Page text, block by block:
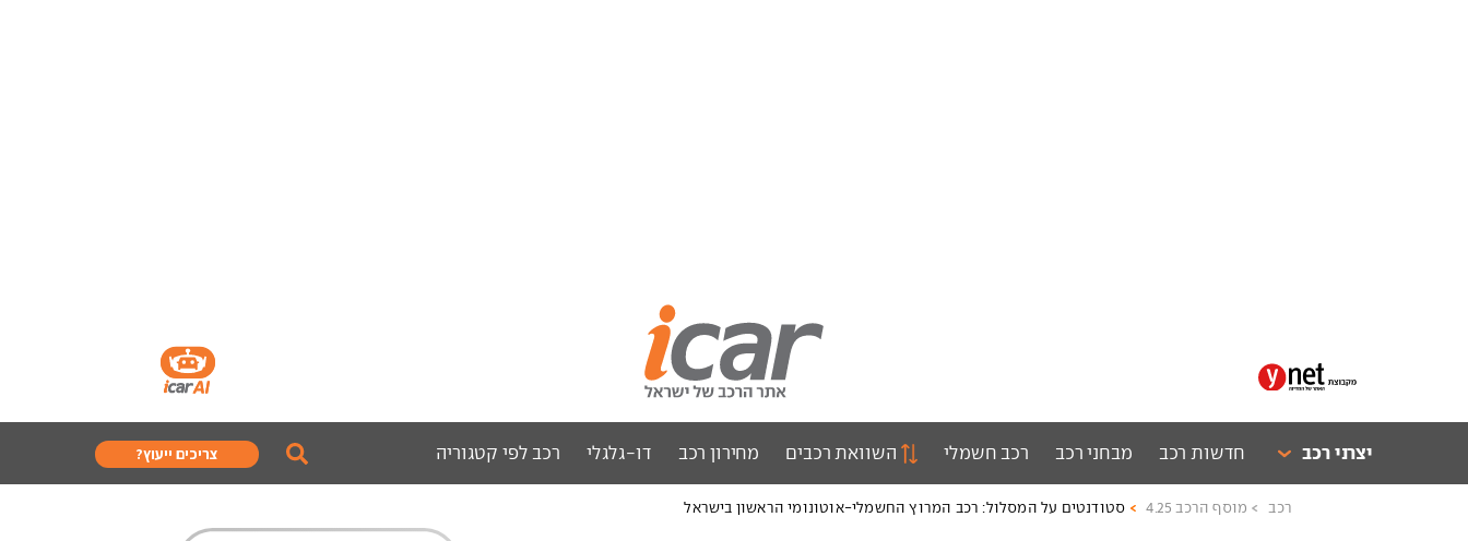
יצרני רכב חדשות רכב מבחני רכב רכב חשמלי השוואת רכבים מחירון רכב דו-גלגלי רכב לפי קטגוריה צריכים ייעוץ?
רכב מוסף הרכב 4.25 סטודנטים על המסלול: רכב המרוץ החשמלי-אוטונומי הראשון בישראל